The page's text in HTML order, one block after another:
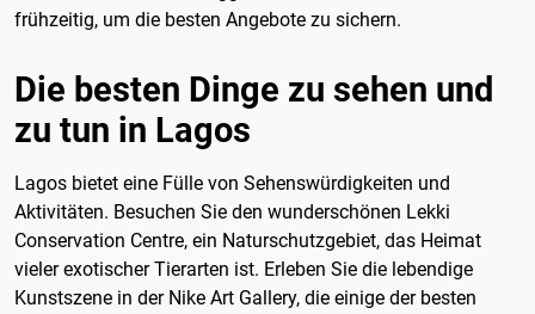
frühzeitig, um die besten Angebote zu sichern.
Die besten Dinge zu sehen und
zu tun in Lagos
Lagos bietet eine Fülle von Sehenswürdigkeiten und
Aktivitäten. Besuchen Sie den wunderschönen Lekki
Conservation Centre, ein Naturschutzgebiet, das Heimat
vieler exotischer Tierarten ist. Erleben Sie die lebendige
Kunstszene in der Nike Art Gallery, die einige der besten